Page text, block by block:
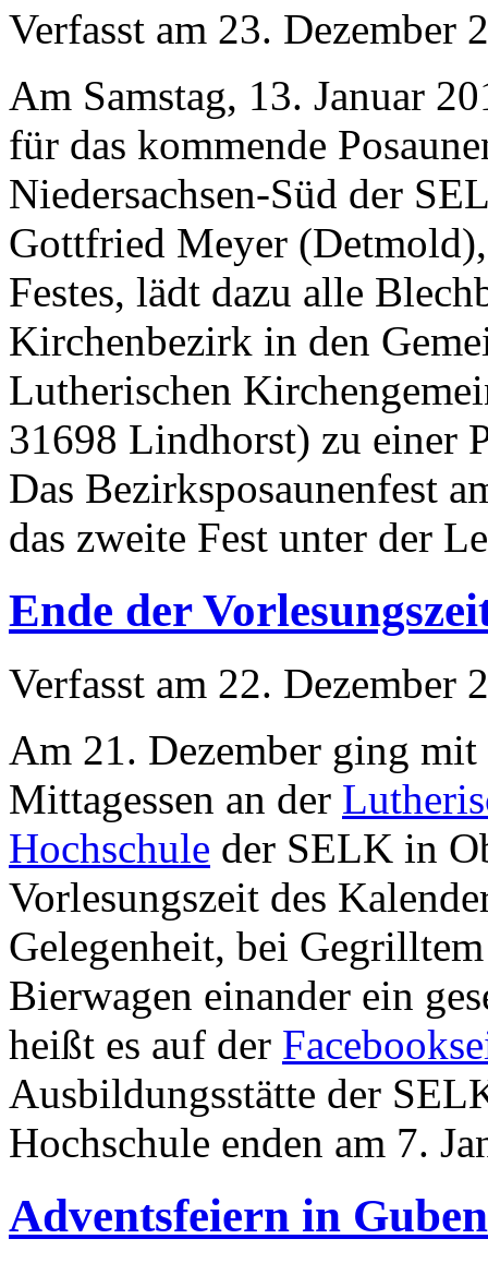
Verfasst am 23. Dezember
Am Samstag, 13. Januar
für das kommende
Niedersachsen-Süd der
Gottfried Meyer
Festes, lädt dazu alle
Kirchenbezirk in den
Lutherischen
31698 Lindhorst) zu einer
Das Bezirksposaunenfest
das zweite Fest unter der
Ende der
Verfasst am 22. Dezember
Am 21. Dezember ging mit
Mittagessen an der
Hochschule der SELK in
Vorlesungszeit des
Gelegenheit, bei
Bierwagen einander ein
heißt es auf der
Ausbildungsstätte der
Hochschule enden am 7.
Adventsfeiern in Guben